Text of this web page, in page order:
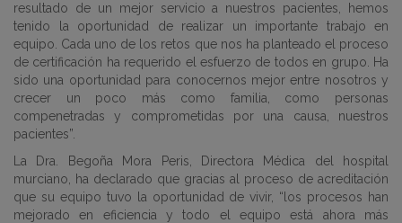
resultado de un mejor servicio a nuestros pacientes, hemos
tenido la oportunidad de realizar un importante trabajo en
equipo. Cada uno de los retos que nos ha planteado el proceso
de certificación ha requerido el esfuerzo de todos en grupo. Ha
sido una oportunidad para conocernos mejor entre nosotros y
crecer un poco más como familia, como personas
compenetradas y comprometidas por una causa, nuestros
pacientes”.
La Dra. Begoña Mora Peris, Directora Médica del hospital
murciano, ha declarado que gracias al proceso de acreditación
que su equipo tuvo la oportunidad de vivir, “los procesos han
mejorado en eficiencia y todo el equipo está ahora más